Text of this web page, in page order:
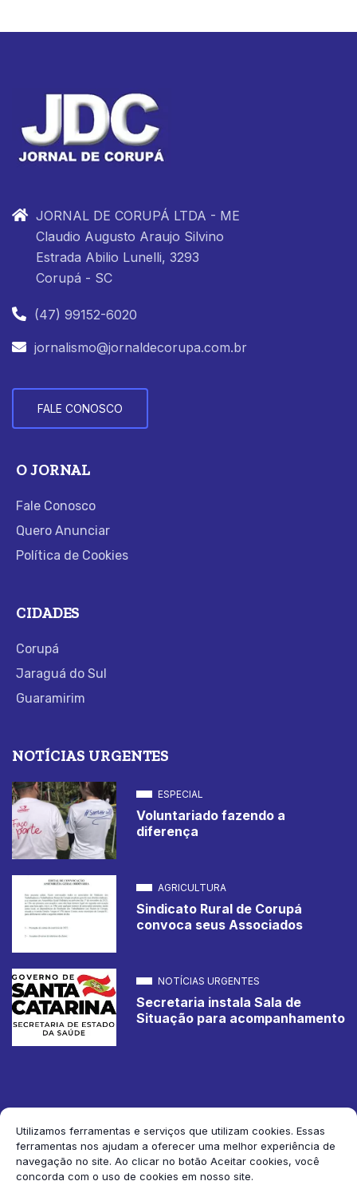
Utilizamos ferramentas e serviços que utilizam cookies. Essas
ferramentas nos ajudam a oferecer uma melhor experiência de
navegação no site. Ao clicar no botão Aceitar cookies, você
concorda com o uso de cookies em nosso site.
JORNAL DE CORUPÁ LTDA - ME
Claudio Augusto Araujo Silvino
Estrada Abilio Lunelli, 3293
Corupá - SC
(47) 99152-6020
jornalismo@jornaldecorupa.com.br
FALE CONOSCO
O JORNAL
Fale Conosco
Quero Anunciar
Política de Cookies
CIDADES
Corupá
Jaraguá do Sul
Guaramirim
NOTÍCIAS URGENTES
ESPECIAL
Voluntariado fazendo a
diferença
AGRICULTURA
Sindicato Rural de Corupá
convoca seus Associados
NOTÍCIAS URGENTES
Secretaria instala Sala de
Situação para acompanhamento
2026 Jornal de Corupá. Todos os direitos reservados.